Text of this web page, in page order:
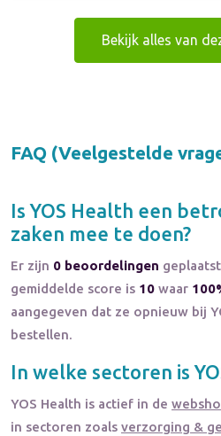
Bekijk alles van
FAQ (Veelgestelde
IsYOS Health een
zaken mee te doen?
Er zijn 0 beoordelingen
gemiddelde score is 10 waar
aangegeven dat ze opnieuw bij
bestellen.
In welke sectoren is
YOS Health is actief in de
in sectoren zoals verzorging &